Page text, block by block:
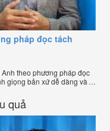
pháp đọc tách
theo phương pháp đọc
giọng bản xứ dễ dàng và
thế giới!
quả